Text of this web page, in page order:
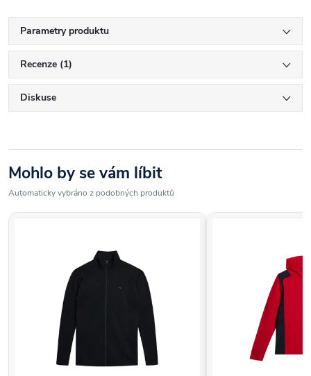
Parametry produktu
Recenze (1)
Diskuse
Mohlo by se vám líbit
Automaticky vybráno z podobných produktů